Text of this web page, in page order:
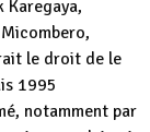
Karegaya,
le droit de le
1995
notamment par